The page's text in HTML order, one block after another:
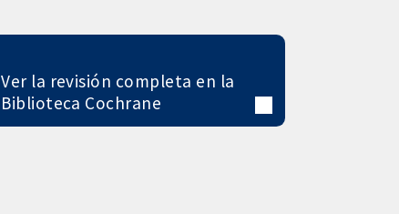
Ver la revisión completa en la
Biblioteca Cochrane